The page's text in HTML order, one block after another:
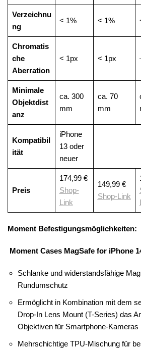
Verzeichnu
ng
< 1% < 1%
Chromatis
che
Aberration
< 1px < 1px
Minimale
Objektdist
anz
ca. 300
mm
ca. 70
mm
Kompatibil
ität
iPhone
13 oder
neuer
Preis
174,99 €
Shop-
Link
149,99 €
Shop-Link
Moment Befestigungsmöglichkeiten:
Moment Cases MagSafe for iPhone
Schlanke und widerstandsfähige
Rundumschutz
Ermöglicht in Kombination mit dem
Drop-In Lens Mount (T-Series) das
Objektiven für Smartphone-Kameras
Mehrschichtige TPU-Mischung für